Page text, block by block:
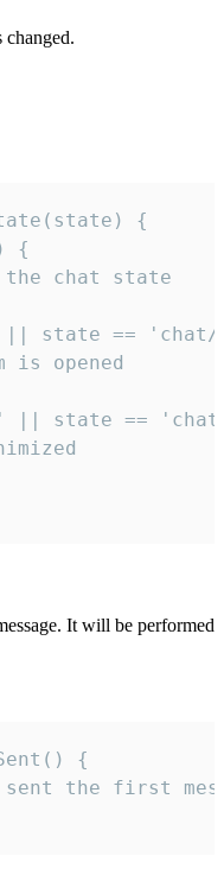
changed.
{
{
chat state
state ==
is opened
|| state ==
It will be performed
{
the first